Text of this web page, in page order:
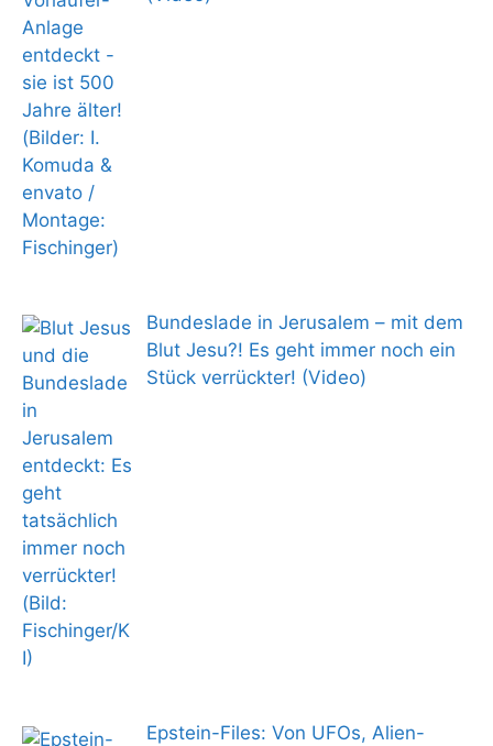
Bundeslade in Jerusalem – mit dem
Blut Jesu?! Es geht immer noch ein
Stück verrückter! (Video)
Epstein-Files: Von UFOs, Alien-